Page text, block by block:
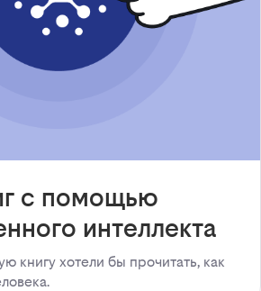
с помощью
интеллекта
книгу хотели бы прочитать, как